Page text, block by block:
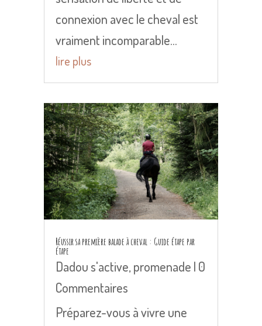
connexion avec le cheval est
vraiment incomparable...
lire plus
Réussir sa première balade à cheval : Guide étape par
étape
Dadou s'active, promenade | 0
Commentaires
Préparez-vous à vivre une